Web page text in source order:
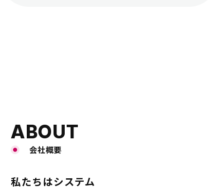
ABOUT
会社概要
私たちはシステム